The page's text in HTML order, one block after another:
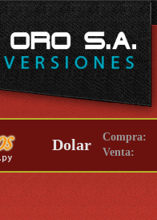
Dolar
Compra:
Venta: